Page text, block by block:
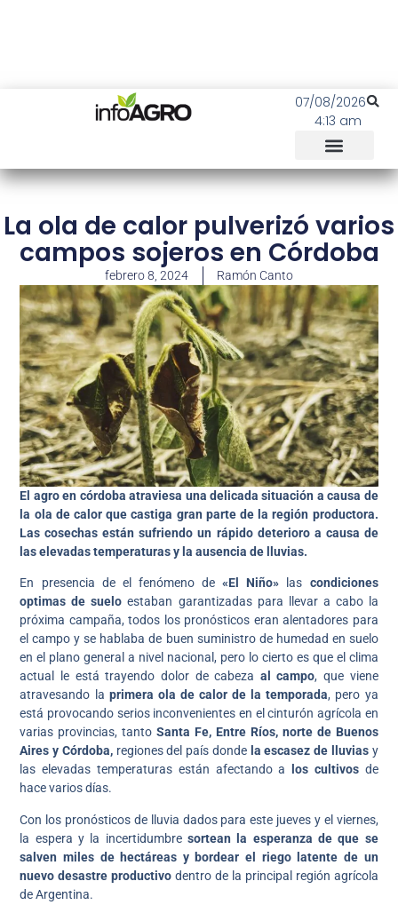
07/08/2026
4:13 am
La ola de calor pulverizó varios
campos sojeros en Córdoba
febrero 8, 2024 Ramón Canto
El agro en córdoba atraviesa una delicada situación a causa de
la ola de calor que castiga gran parte de la región productora.
Las cosechas están sufriendo un rápido deterioro a causa de
las elevadas temperaturas y la ausencia de lluvias.
En presencia de el fenómeno de «El Niño» las condiciones
optimas de suelo estaban garantizadas para llevar a cabo la
próxima campaña, todos los pronósticos eran alentadores para
el campo y se hablaba de buen suministro de humedad en suelo
en el plano general a nivel nacional, pero lo cierto es que el clima
actual le está trayendo dolor de cabeza al campo, que viene
atravesando la primera ola de calor de la temporada, pero ya
está provocando serios inconvenientes en el cinturón agrícola en
varias provincias, tantoSanta Fe, Entre Ríos, norte de Buenos
Aires y Córdoba, regiones del país dondela escasez de lluviasy
las elevadas temperaturas están afectando a los cultivosde
hace varios días.
Con los pronósticos de lluvia dados para este jueves y el viernes,
la espera y la incertidumbre sortean la esperanza de que se
salven miles de hectáreas y bordear el riego latente de un
nuevo desastre productivo dentro de la principal región agrícola
de Argentina.